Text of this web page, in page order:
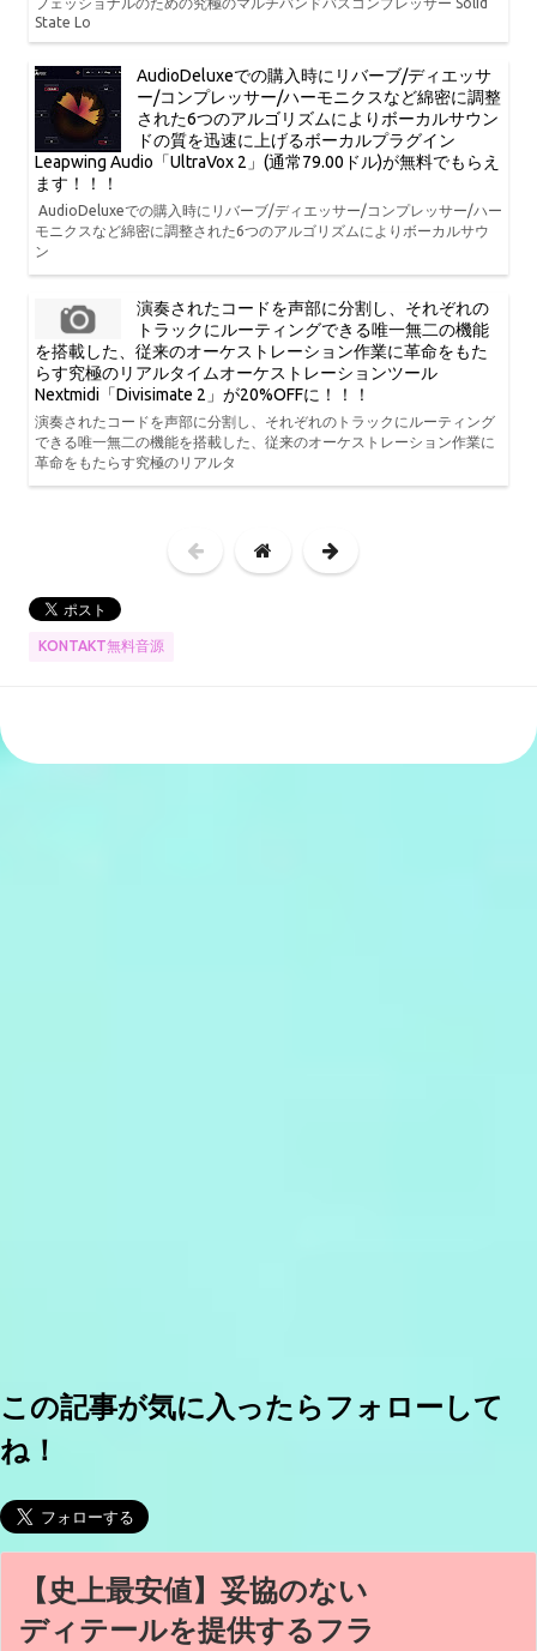
フェッショナルのための究極のマルチバンドバスコンプレッサー Solid
State Lo
AudioDeluxeでの購入時にリバーブ/ディエッサ
ー/コンプレッサー/ハーモニクスなど綿密に調整
された6つのアルゴリズムによりボーカルサウン
ドの質を迅速に上げるボーカルプラグイン
Leapwing Audio「UltraVox 2」(通常79.00ドル)が無料でもらえ
ます！！！
AudioDeluxeでの購入時にリバーブ/ディエッサー/コンプレッサー/ハー
モニクスなど綿密に調整された6つのアルゴリズムによりボーカルサウ
ン
演奏されたコードを声部に分割し、それぞれの
トラックにルーティングできる唯一無二の機能
を搭載した、従来のオーケストレーション作業に革命をもた
らす究極のリアルタイムオーケストレーションツール
Nextmidi「Divisimate 2」が20%OFFに！！！
演奏されたコードを声部に分割し、それぞれのトラックにルーティング
できる唯一無二の機能を搭載した、従来のオーケストレーション作業に
革命をもたらす究極のリアルタ
KONTAKT無料音源
この記事が気に入ったらフォローして
ね！
【史上最安値】妥協のない
ディテールを提供するフラ